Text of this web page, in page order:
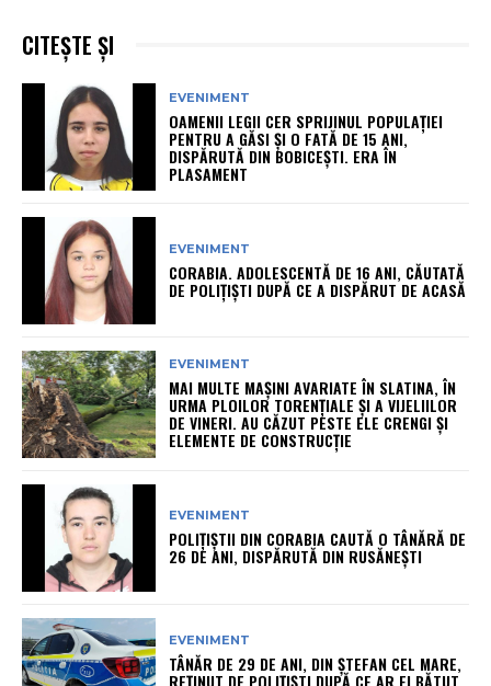
CITEȘTE ȘI
EVENIMENT
OAMENII LEGII CER SPRIJINUL POPULAȚIEI
PENTRU A GĂSI ȘI O FATĂ DE 15 ANI,
DISPĂRUTĂ DIN BOBICEȘTI. ERA ÎN
PLASAMENT
EVENIMENT
CORABIA. ADOLESCENTĂ DE 16 ANI, CĂUTATĂ
DE POLIȚIȘTI DUPĂ CE A DISPĂRUT DE ACASĂ
EVENIMENT
MAI MULTE MAȘINI AVARIATE ÎN SLATINA, ÎN
URMA PLOILOR TORENȚIALE ȘI A VIJELIILOR
DE VINERI. AU CĂZUT PESTE ELE CRENGI ȘI
ELEMENTE DE CONSTRUCȚIE
EVENIMENT
POLIȚIȘTII DIN CORABIA CAUTĂ O TÂNĂRĂ DE
26 DE ANI, DISPĂRUTĂ DIN RUSĂNEȘTI
EVENIMENT
TÂNĂR DE 29 DE ANI, DIN ȘTEFAN CEL MARE,
REȚINUT DE POLIȚIȘTI DUPĂ CE AR FI BĂTUT